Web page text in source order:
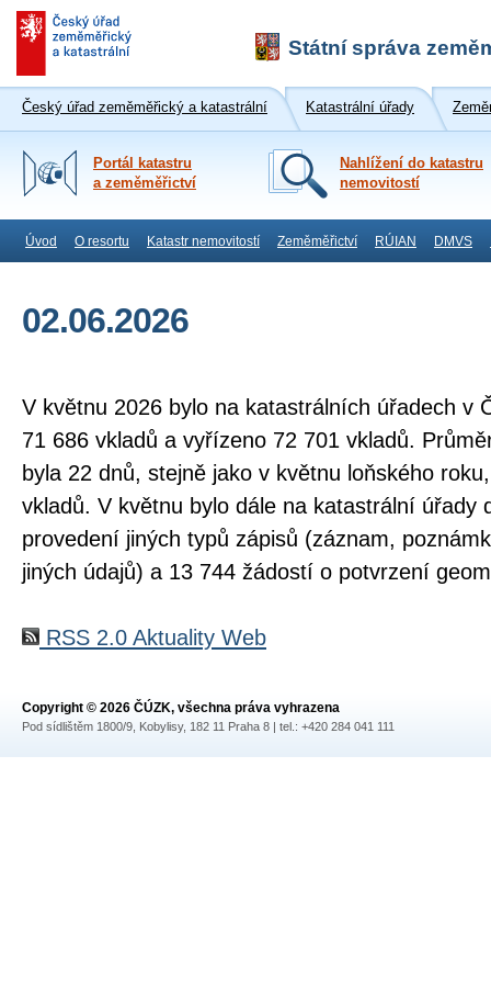
Státní správa
Český úřad zeměměřický a katastrální Katastrální úřady
Portál katastru
a zeměměřictví
Nahlížení do katastru
nemovitostí
Úvod O resortu Katastr nemovitostí Zeměměřictví RÚIAN DMVS
02.06.2026
V květnu 2026 bylo na katastrálních úřadech v
71 686 vkladů a vyřízeno 72 701 vkladů.
byla 22 dnů, stejně jako v květnu loňského
vkladů. V květnu bylo dále na katastrální úřady
provedení jiných typů zápisů (záznam,
jiných údajů) a 13 744 žádostí o potvrzení
RSS 2.0 Aktuality Web
Copyright © 2026 ČÚZK, všechna práva vyhrazena
Pod sídlištěm 1800/9, Kobylisy, 182 11 Praha 8 | tel.: +420 284 041 111